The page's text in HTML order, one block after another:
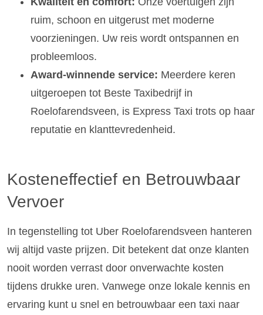
ruim, schoon en uitgerust met moderne
voorzieningen. Uw reis wordt ontspannen en
probleemloos.
Award-winnende service: Meerdere keren
uitgeroepen tot Beste Taxibedrijf in
Roelofarendsveen, is Express Taxi trots op haar
reputatie en klanttevredenheid.
Kosteneffectief en Betrouwbaar
Vervoer
In tegenstelling tot Uber Roelofarendsveen hanteren
wij altijd vaste prijzen. Dit betekent dat onze klanten
nooit worden verrast door onverwachte kosten
tijdens drukke uren. Vanwege onze lokale kennis en
ervaring kunt u snel en betrouwbaar een taxi naar